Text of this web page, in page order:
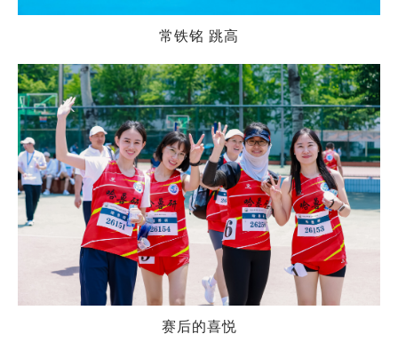
常铁铭 跳高
赛后的喜悦